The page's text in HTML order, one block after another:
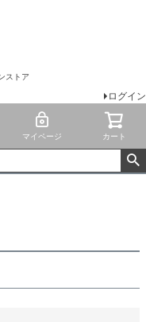
ストア
ログイン
マイページ カート